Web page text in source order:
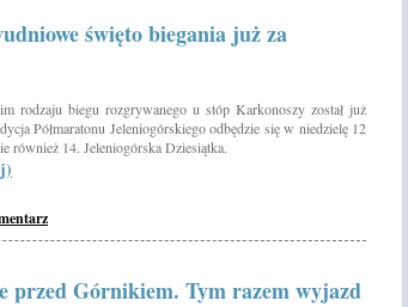
święto biegania już za
rodzaju biegu rozgrywanego u stóp Karkonoszy został już
Półmaratonu Jeleniogórskiego odbędzie się w niedzielę 12
również 14. Jeleniogórska Dziesiątka.
przed Górnikiem. Tym razem wyjazd